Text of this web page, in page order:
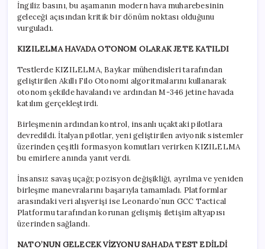
İngiliz basını, bu aşamanın modern hava muharebesinin
geleceği açısından kritik bir dönüm noktası olduğunu
vurguladı.
KIZILELMA HAVADA OTONOM OLARAK JETE KATILDI
Testlerde KIZILELMA, Baykar mühendisleri tarafından
geliştirilen Akıllı Filo Otonomi algoritmalarını kullanarak
otonom şekilde havalandı ve ardından M-346 jetine havada
katılım gerçekleştirdi.
Birleşmenin ardından kontrol, insanlı uçaktaki pilotlara
devredildi. İtalyan pilotlar, yeni geliştirilen aviyonik sistemler
üzerinden çeşitli formasyon komutları verirken KIZILELMA
bu emirlere anında yanıt verdi.
İnsansız savaş uçağı; pozisyon değişikliği, ayrılma ve yeniden
birleşme manevralarını başarıyla tamamladı. Platformlar
arasındaki veri alışverişi ise Leonardo’nun GCC Tactical
Platformu tarafından korunan gelişmiş iletişim altyapısı
üzerinden sağlandı.
NATO’NUN GELECEK VİZYONU SAHADA TEST EDİLDİ